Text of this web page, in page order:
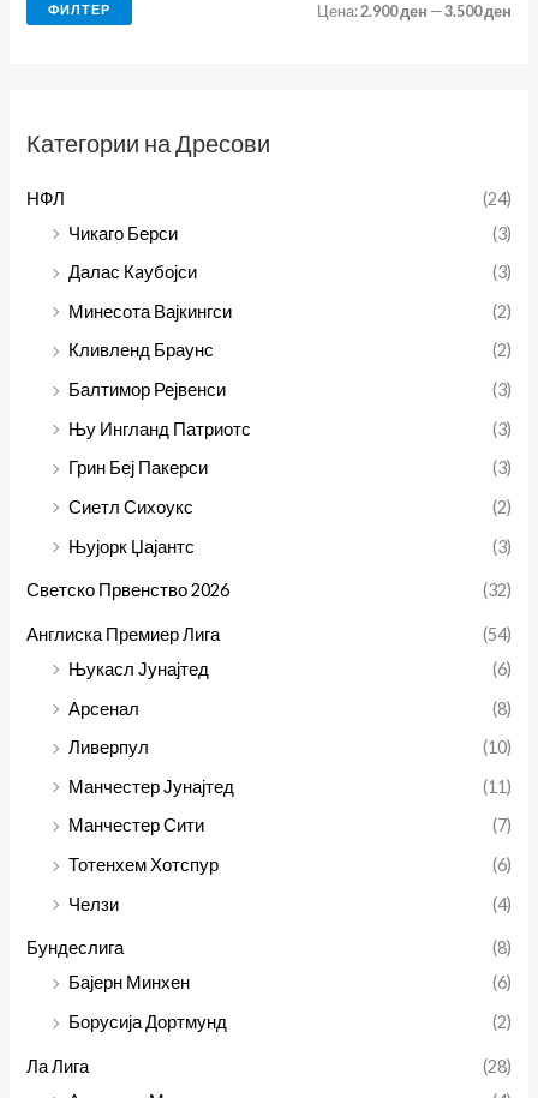
ФИЛТЕР Цена:2.900 ден —3.500 ден
Категории на Дресови
НФЛ
(24)
Чикаго Берси
(3)
Далас Кaубојси
(3)
Минесота Вајкингси
(2)
Кливленд Браунс
(2)
Балтимор Рејвенси
(3)
Њу Ингланд Патриотс
(3)
Грин Беј Пакерси
(3)
Сиетл Сихоукс
(2)
Њујорк Џајантс
(3)
Светско Првенство 2026 (32)
Англиска Премиер Лига
(54)
Њукасл Јунајтед
(6)
Арсенал
(8)
Ливерпул
(10)
Манчестер Јунајтед
(11)
Манчестер Сити
(7)
Тотенхем Хотспур
(6)
Челзи
(4)
Бундеслига
(8)
Бајерн Минхен
(6)
Борусија Дортмунд
(2)
Ла Лига
(28)